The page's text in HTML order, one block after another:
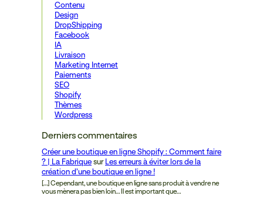
Contenu
Design
DropShipping
Facebook
IA
Livraison
Marketing Internet
Paiements
SEO
Shopify
Thèmes
Wordpress
Derniers commentaires
Créer une boutique en ligne Shopify : Comment faire
? | La Fabrique sur Les erreurs à éviter lors de la
création d’une boutique en ligne !
[…] Cependant, une boutique en ligne sans produit à vendre ne
vous mènera pas bien loin… Il est important que…